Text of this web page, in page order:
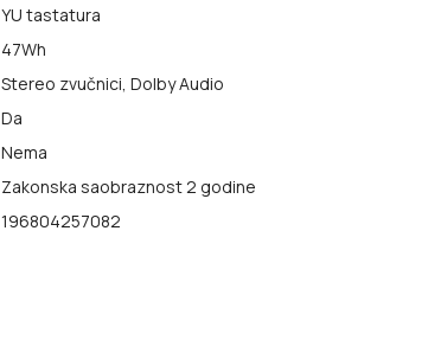
YU tastatura
47Wh
Stereo zvučnici, Dolby Audio
Da
Nema
Zakonska saobraznost 2 godine
196804257082